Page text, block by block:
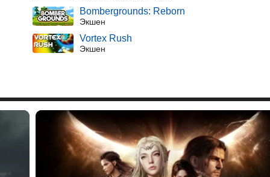
Bombergrounds: Reborn
Экшен
Vortex Rush
Экшен